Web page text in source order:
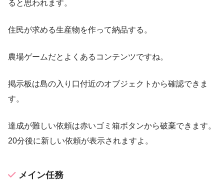
ると思われます。
住民が求める生産物を作って納品する。
農場ゲームだとよくあるコンテンツですね。
掲示板は島の入り口付近のオブジェクトから確認できま
す。
達成が難しい依頼は赤いゴミ箱ボタンから破棄できます。
20分後に新しい依頼が表示されますよ。
メイン任務